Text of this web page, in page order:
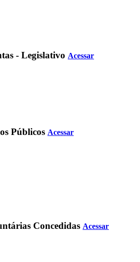
- Legislativo Acessar
Públicos Acessar
Concedidas Acessar